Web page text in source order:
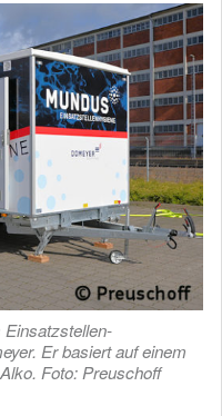
Er basiert auf einem
Foto: Preuschoff